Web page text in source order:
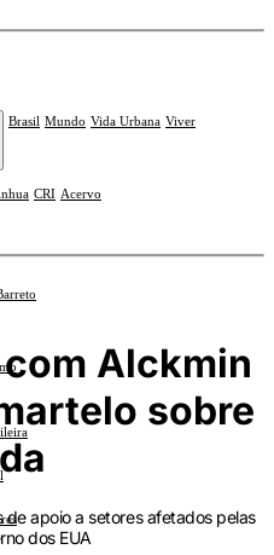
Brasil Mundo Vida Urbana Viver
CRI Acervo
Alckmin
sobre
apoio a setores afetados pelas
dos EUA